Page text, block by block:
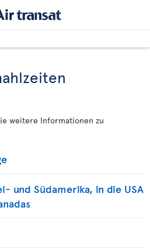
weitere Informationen zu
und Südamerika, in die USA